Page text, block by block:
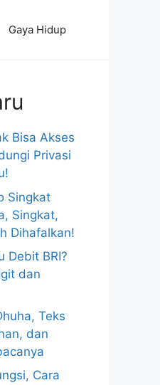
Gaya Hidup
Bisa Akses
Privasi
Singkat
Singkat,
Dihafalkan!
Debit BRI?
dan
Teks
dan
Cara